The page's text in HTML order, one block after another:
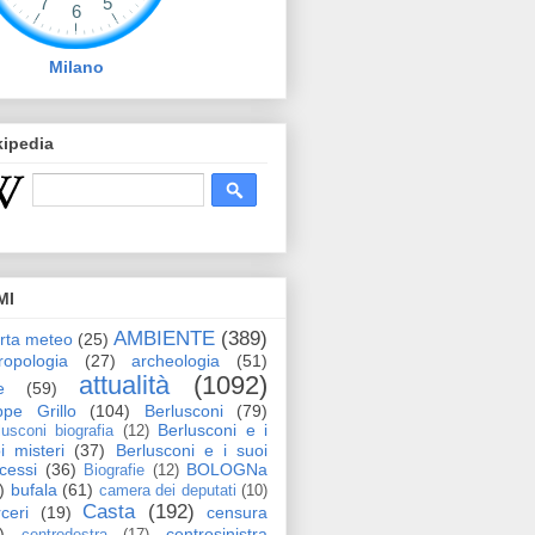
Milano
meteo (25) AMBIENTE (389)
(27) archeologia
(51)
(59) attualità (1092)
Grillo (104) Berlusconi (79)
biografia (12) Berlusconi e i
misteri (37)
Berlusconi e i suoi
(36) Biografie (12) BOLOGNa
bufala (61) camera dei deputati (10)
(19) Casta (192)
censura